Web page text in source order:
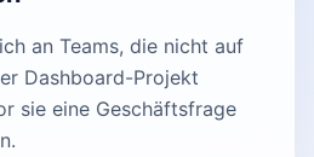
an Teams, die nicht auf
Dashboard-Projekt
sie eine Geschäftsfrage